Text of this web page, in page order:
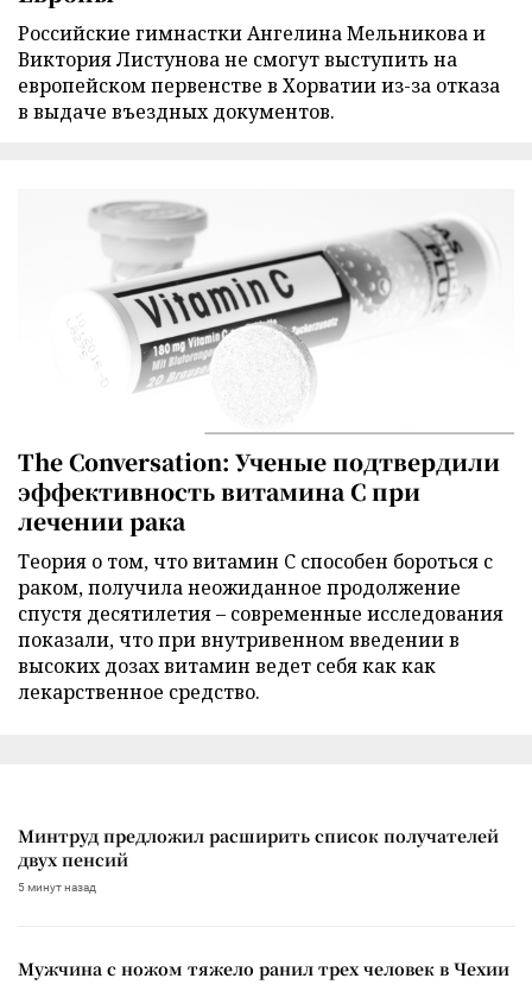
Российские гимнастки Ангелина Мельникова и
Виктория Листунова не смогут выступить на
европейском первенстве в Хорватии из-за отказа
в выдаче въездных документов.
The Conversation: Ученые подтвердили
эффективность витамина C при
лечении рака
Теория о том, что витамин C способен бороться с
раком, получила неожиданное продолжение
спустя десятилетия – современные исследования
показали, что при внутривенном введении в
высоких дозах витамин ведет себя как как
лекарственное средство.
Минтруд предложил расширить список получателей
двух пенсий
5 минут назад
Мужчина с ножом тяжело ранил трех человек в Чехии